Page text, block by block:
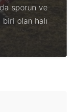
sporun ve
olan halı